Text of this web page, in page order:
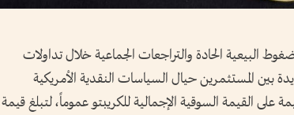
البيعية الحادة والتراجعات الجماعية خلال تداولات
بين المستثمرين حيال السياسات النقدية الأمريكية
على القيمة السوقية الإجمالية للكريبتو عموماً، لتبلغ قيمة